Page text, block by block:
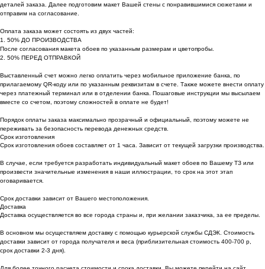
деталей заказа. Далее подготовим макет Вашей стены с понравившимися сюжетами и
отправим на согласование.
Оплата заказа может состоять из двух частей:
1. 50% ДО ПРОИЗВОДСТВА
После согласования макета обоев по указанным размерам и цветопробы.
2. 50% ПЕРЕД ОТПРАВКОЙ
Выставленный счет можно легко оплатить через мобильное приложение банка, по
прилагаемому QR-коду или по указанным реквизитам в счете. Также можете внести оплату
через платежный терминал или в отделении банка. Пошаговые инструкции мы высылаем
вместе со счетом, поэтому сложностей в оплате не будет!
Порядок оплаты заказа максимально прозрачный и официальный, поэтому можете не
переживать за безопасность перевода денежных средств.
Срок изготовления
Срок изготовления обоев составляет от 1 часа. Зависит от текущей загрузки производства.
В случае, если требуется разработать индивидуальный макет обоев по Вашему ТЗ или
произвести значительные изменения в наши иллюстрации, то срок на этот этап
оговаривается.
Срок доставки зависит от Вашего местоположения.
Доставка
Доставка осуществляется во все города страны и, при желании заказчика, за ее пределы.
В основном мы осуществляем доставку с помощью курьерской службы СДЭК. Стоимость
доставки зависит от города получателя и веса (приблизительная стоимость 400-700 р,
срок доставки 2-3 дня).